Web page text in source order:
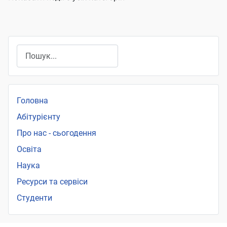
Головна
Абітурієнту
Про нас - сьогодення
Освіта
Наука
Ресурси та сервіси
Студенти